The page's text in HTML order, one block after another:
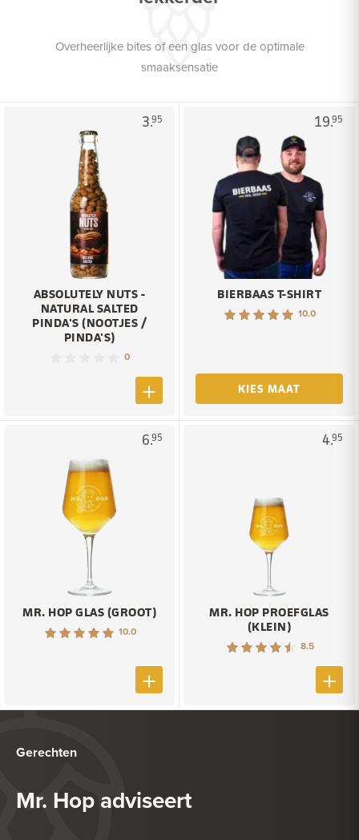
Overheerlijke bites of een glas voor de optimale
smaaksensatie
3.95
ABSOLUTELY NUTS -
NATURAL SALTED
PINDA'S (NOOTJES /
PINDA'S)
0
19.95
BIERBAAS T-SHIRT
10.0
KIES MAAT
6.95
MR. HOP GLAS (GROOT)
10.0
4.95
MR. HOP PROEFGLAS
(KLEIN)
8.5
Gerechten
Mr. Hop adviseert